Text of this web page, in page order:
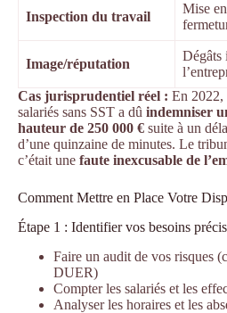
Inspection du travail
Mise
Image/réputation
Dégâts
Cas jurisprudentiel réel : En 2022,
salariés sans SST a dû indemniser
hauteur de 250 000 € suite à un
d’une quinzaine de minutes. Le
c’était une faute inexcusable de
Comment Mettre en Place Votre
Étape 1 : Identifier vos besoins précis
Faire un audit de vos risques
DUER)
Compter les salariés et les
Analyser les horaires et les